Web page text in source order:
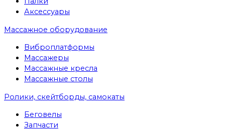
Аксессуары
Массажное оборудование
Виброплатформы
Массажеры
Массажные кресла
Массажные столы
Ролики, скейтборды, самокаты
Беговелы
Запчасти